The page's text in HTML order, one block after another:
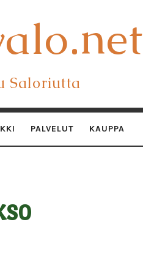
Saloriutta
PALVELUT KAUPPA